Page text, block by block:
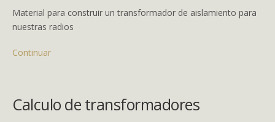
Material para construir un transformador de aislamiento para
nuestras radios
Continuar
Calculo de transformadores